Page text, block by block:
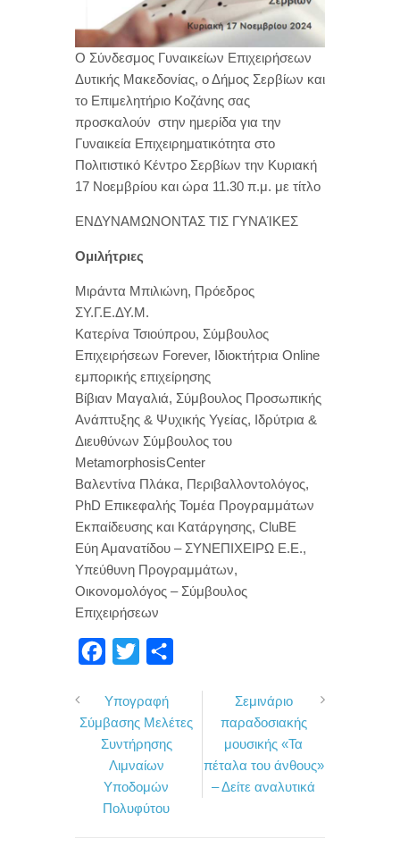
Ο Σύνδεσμος Γυναικείων Επιχειρήσεων
Δυτικής Μακεδονίας, ο Δήμος Σερβίων και
το Επιμελητήριο Κοζάνης σας
προσκαλούν στην ημερίδα για την
Γυναικεία Επιχειρηματικότητα στο
Πολιτιστικό Κέντρο Σερβίων την Κυριακή
17 Νοεμβρίου και ώρα 11.30 π.μ. με τίτλο
ΕΝΔΥΝΑΜΩΝΟΝΤΑΣ ΤΙΣ ΓΥΝΑΊΚΕΣ
Ομιλήτριες
Μιράντα Μπιλιώνη, Πρόεδρος
ΣΥ.Γ.Ε.ΔΥ.Μ.
Κατερίνα Τσιούπρου, Σύμβουλος
Επιχειρήσεων Forever, Ιδιοκτήτρια Online
εμπορικής επιχείρησης
Βίβιαν Μαγαλιά, Σύμβουλος Προσωπικής
Ανάπτυξης & Ψυχικής Υγείας, Ιδρύτρια &
Διευθύνων Σύμβουλος του
MetamorphosisCenter
Βαλεντίνα Πλάκα, Περιβαλλοντολόγος,
PhD Επικεφαλής Τομέα Προγραμμάτων
Εκπαίδευσης και Κατάργησης, CluBE
Εύη Αμανατίδου – ΣΥΝΕΠΙΧΕΙΡΩ Ε.Ε.,
Υπεύθυνη Προγραμμάτων,
Οικονομολόγος – Σύμβουλος
Επιχειρήσεων
c
e
b
o
o
i
t
t
e
r
ρ
Υπογραφή
Σύμβασης Μελέτες
Συντήρησης
Λιμναίων
Υποδομών
Πολυφύτου
Σεμινάριο
παραδοσιακής
μουσικής «Τα
πέταλα του άνθους»
– Δείτε αναλυτικά